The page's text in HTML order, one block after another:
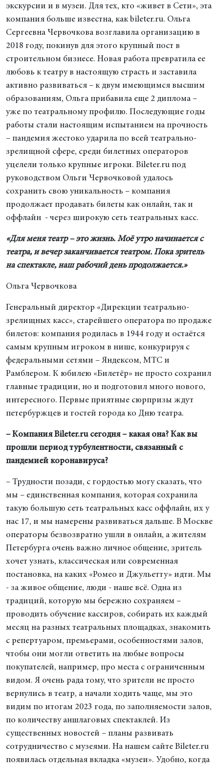
экскурсии и в музеи. Для тех, кто «живет в Сети», эта
компания больше известна, как bileter.ru. Ольга
Сергеевна Червочкова возглавила организацию в
2018 году, покинув для этого крупный пост в
строительном бизнесе. Новая работа превратила ее
любовь к театру в настоящую страсть и заставила
активно развиваться – к двум имеющимся высшим
образованиям, Ольга прибавила еще 2 диплома –
уже по театральному профилю. Последующие годы
работы стали настоящим испытанием на прочность
– пандемия жестоко ударила по всей театрально-
зрелищной сфере, среди билетных операторов
уцелели только крупные игроки. Bileter.ru под
руководством Ольги Червочковой удалось
сохранить свою уникальность – компания
продолжает продавать билеты как онлайн, так и
оффлайн - через широкую сеть театральных касс.
«Для меня театр – это жизнь. Моё утро начинается с
театра, и вечер заканчивается театром. Пока зритель
на спектакле, наш рабочий день продолжается.»
Ольга Червочкова
Генеральный директор «Дирекции театрально-
зрелищных касс», старейшего оператора по продаже
билетов: компания родилась в 1944 году и остаётся
самым крупным игроком в нише, конкурируя с
федеральными сетями – Яндексом, МТС и
Рамблером. К юбилею «Билетёр» не просто сохранил
главные традиции, но и подготовил много нового,
интересного. Первые приятные сюрпризы ждут
петербуржцев и гостей города ко Дню театра.
– Компания Bileter.ru сегодня – какая она? Как вы
прошли период турбулентности, связанный с
пандемией коронавируса?
– Трудности позади, с гордостью могу сказать, что
мы – единственная компания, которая сохранила
такую большую сеть театральных касс оффлайн, их у
нас 17, и мы намерены развиваться дальше. В Москве
операторы безвозвратно ушли в онлайн, а жителям
Петербурга очень важно личное общение, зритель
хочет узнать, классическая или современная
постановка, на каких «Ромео и Джульетту» идти. Мы
- за живое общение, люди - наше всё. Одна из
традиций, которую мы бережно сохраняем –
проводить обучение кассиров, собирать их каждый
месяц на разных театральных площадках, знакомить
с репертуаром, премьерами, особенностями залов,
чтобы они могли ответить на любые вопросы
покупателей, например, про места с ограниченным
видом. Я очень рада тому, что зрители не просто
вернулись в театр, а начали ходить чаще, мы это
видим по итогам 2023 года, по заполняемости залов,
по количеству аншлаговых спектаклей. Из
существенных новостей – планы развивать
сотрудничество с музеями. На нашем сайте Bileter.ru
появилась отдельная вкладка «музеи». Удобно, когда